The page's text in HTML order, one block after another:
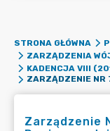
STRONA GŁÓWNA
ZARZĄDZENIA
KADENCJA VIII
Zarządzenie